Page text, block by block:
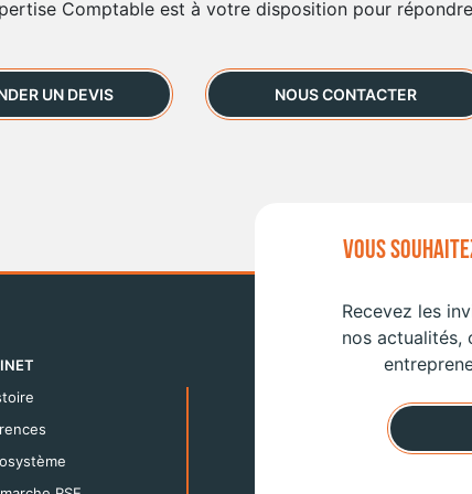
Comptable est à votre disposition pour
UN DEVIS NOUS CONTACTER
VOUS
Recevez les
nos actualités,